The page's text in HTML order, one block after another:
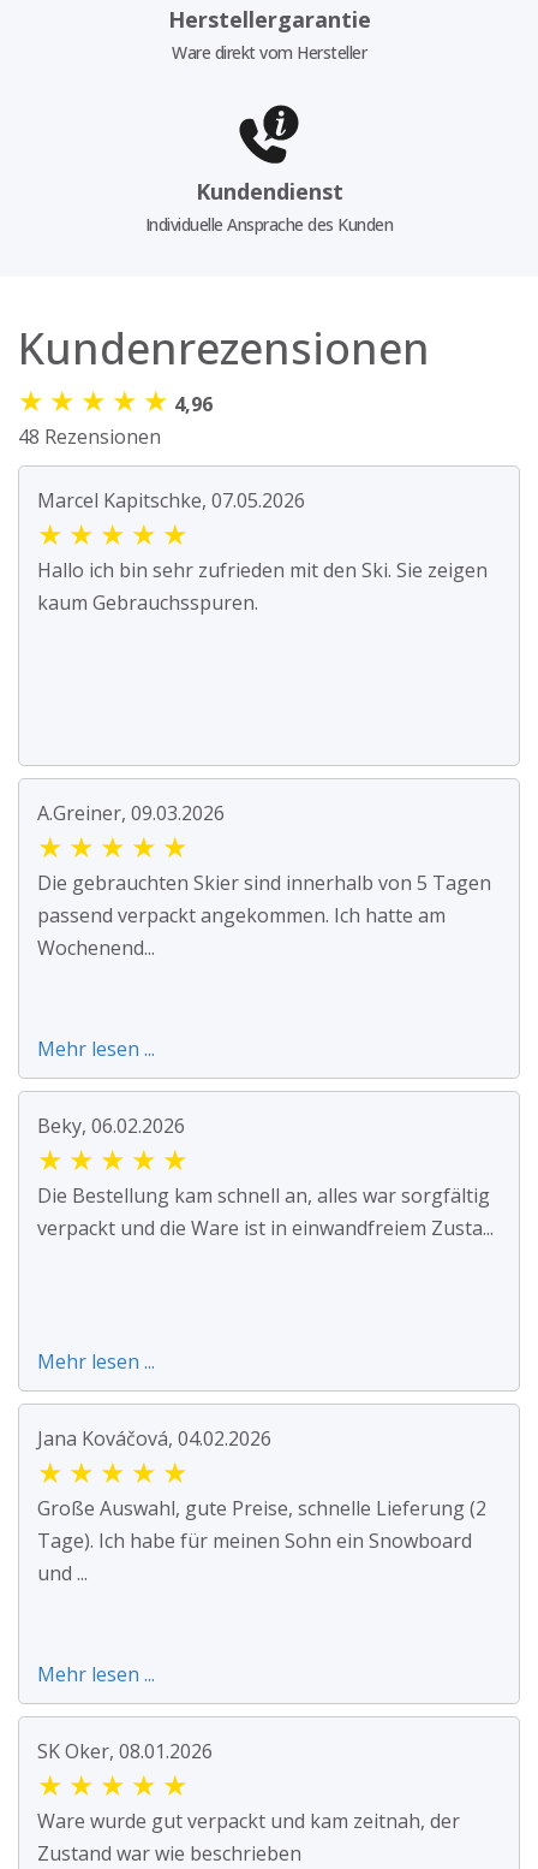
Herstellergarantie
Ware direkt vom Hersteller
Kundendienst
Individuelle Ansprache des Kunden
Kundenrezensionen
★ ★ ★ ★ ★ 4,96
48 Rezensionen
Marcel Kapitschke, 07.05.2026
★ ★ ★ ★ ★
Hallo ich bin sehr zufrieden mit den Ski. Sie zeigen
kaum Gebrauchsspuren.
A.Greiner, 09.03.2026
★ ★ ★ ★ ★
Die gebrauchten Skier sind innerhalb von 5 Tagen
passend verpackt angekommen. Ich hatte am
Wochenend...
Mehr lesen ...
Beky, 06.02.2026
★ ★ ★ ★ ★
Die Bestellung kam schnell an, alles war sorgfältig
verpackt und die Ware ist in einwandfreiem Zusta...
Mehr lesen ...
Jana Kováčová, 04.02.2026
★ ★ ★ ★ ★
Große Auswahl, gute Preise, schnelle Lieferung (2
Tage). Ich habe für meinen Sohn ein Snowboard
und ...
Mehr lesen ...
SK Oker, 08.01.2026
★ ★ ★ ★ ★
Ware wurde gut verpackt und kam zeitnah, der
Zustand war wie beschrieben